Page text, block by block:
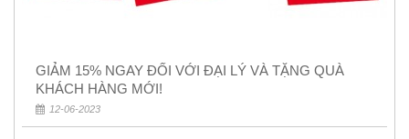
GIẢM 15% NGAY ĐỐI VỚI ĐẠI LÝ VÀ TẶNG QUÀ
KHÁCH HÀNG MỚI!
12-06-2023